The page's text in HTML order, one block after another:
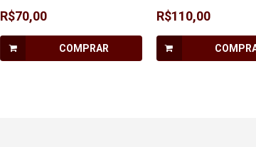
R$70,00
COMPRAR
R$110,00